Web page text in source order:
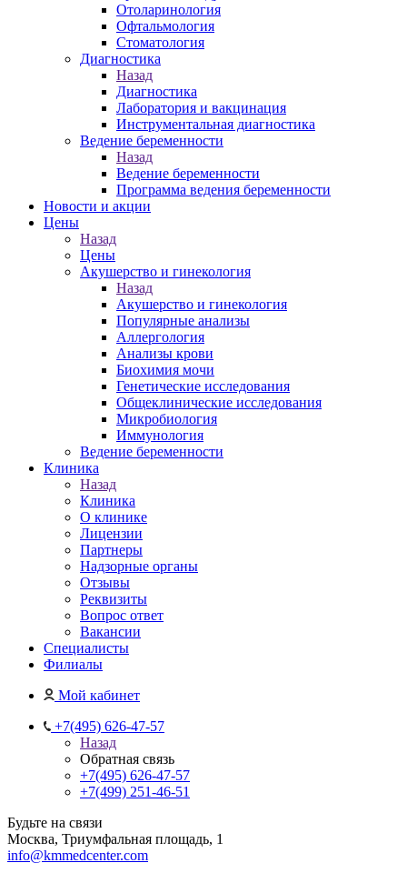
Отоларинология
Офтальмология
Стоматология
Диагностика
Назад
Диагностика
Лаборатория и вакцинация
Инструментальная диагностика
Ведение беременности
Назад
Ведение беременности
Программа ведения беременности
Новости и акции
Цены
Назад
Цены
Акушерство и гинекология
Назад
Акушерство и гинекология
Популярные анализы
Аллергология
Анализы крови
Биохимия мочи
Генетические исследования
Общеклинические исследования
Микробиология
Иммунология
Ведение беременности
Клиника
Назад
Клиника
О клинике
Лицензии
Партнеры
Надзорные органы
Отзывы
Реквизиты
Вопрос ответ
Вакансии
Специалисты
Филиалы
Мой кабинет
+7(495) 626-47-57
Назад
Обратная связь
+7(495) 626-47-57
+7(499) 251-46-51
Будьте на связи
Москва, Триумфальная площадь, 1
info@kmmedcenter.com